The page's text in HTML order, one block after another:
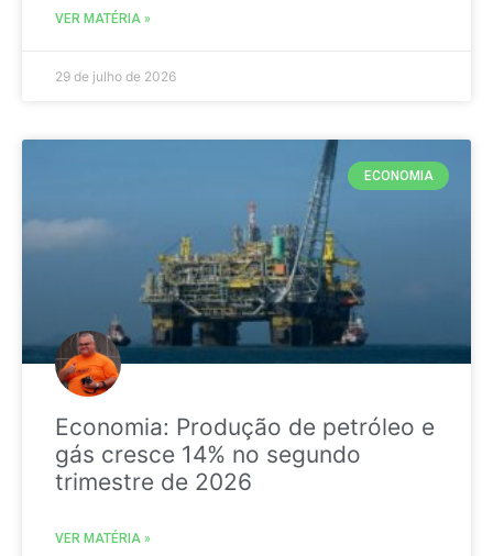
VER MATÉRIA »
29 de julho de 2026
ECONOMIA
Economia: Produção de petróleo e
gás cresce 14% no segundo
trimestre de 2026
VER MATÉRIA »